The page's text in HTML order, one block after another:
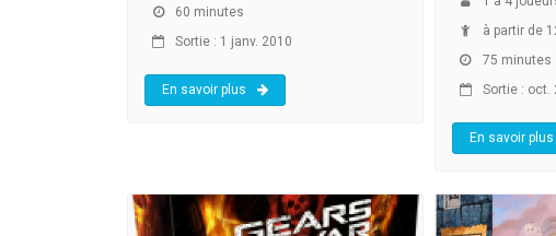
60 minutes
Sortie : 1 janv. 2010
En savoir plus
à partir de
75 minutes
Sortie : oct.
En savoir plus